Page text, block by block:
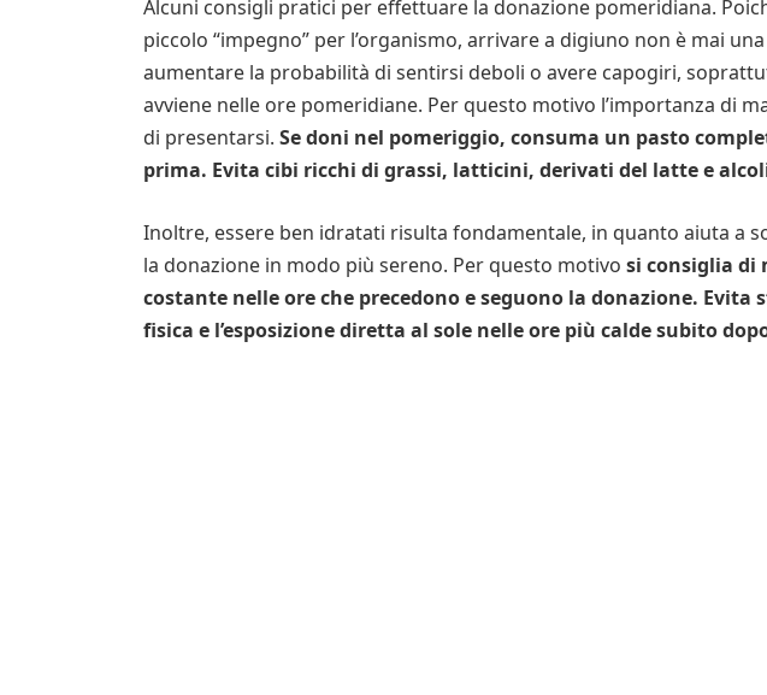
Alcuni consigli pratici per effettuare la donazione pomeridiana.
piccolo “impegno” per l’organismo, arrivare a digiuno non è mai
aumentare la probabilità di sentirsi deboli o avere capogiri,
avviene nelle ore pomeridiane. Per questo motivo l’importanza di
di presentarsi. Se doni nel pomeriggio, consuma un pasto
prima. Evita cibi ricchi di grassi, latticini, derivati del latte e
Inoltre, essere ben idratati risulta fondamentale, in quanto aiuta a
la donazione in modo più sereno. Per questo motivo si consiglia di
costante nelle ore che precedono e seguono la donazione.
fisica e l’esposizione diretta al sole nelle ore più calde subito